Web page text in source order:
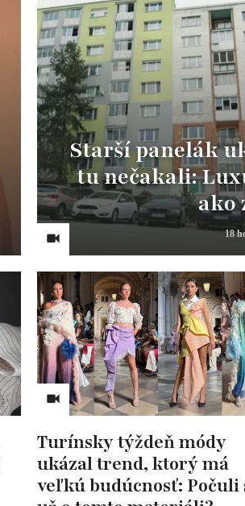
Starší panelák
tu nečakali:
ako
18
Turínsky týždeň módy
ukázal trend, ktorý má
veľkú budúcnosť: Počuli